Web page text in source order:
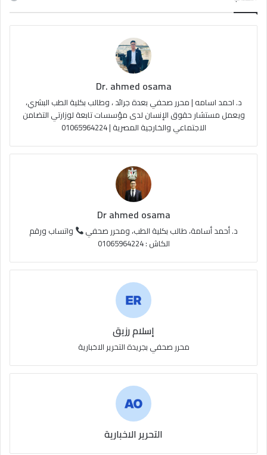
Dr. ahmed osama
د. احمد اسامه | محرر صحفي بعدة جرائد ، وطالب بكلية الطب البشري،
ويعمل مستشار حقوق الإنسان لدى مؤسسات تابعة لوزارتي التضامن
الاجتماعي والخارجية المصرية | 01065964224
Dr ahmed osama
د. أحمد أسامة، طالب بكلية الطب، ومحرر صحفي
واتساب ورقم
الكاش : 01065964224
إسلام رزيق
محرر صحفي بجريدة التحرير الاخبارية
التحرير الاخبارية